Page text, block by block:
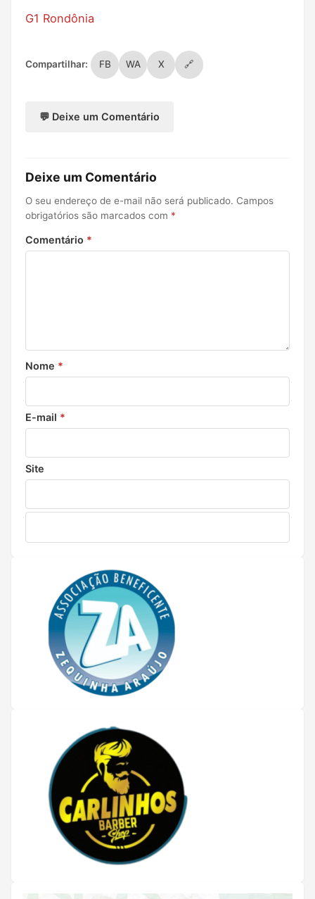
G1 Rondônia
Compartilhar: FB WA X 🔗
💬 Deixe um Comentário
Deixe um Comentário
O seu endereço de e-mail não será publicado. Campos
obrigatórios são marcados com *
Comentário *
Nome *
E-mail *
Site